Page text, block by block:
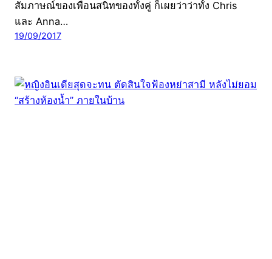
สัมภาษณ์ของเพื่อนสนิทของทั้งคู่ ก็เผยว่าว่าทั้ง Chris
และ Anna…
19/09/2017